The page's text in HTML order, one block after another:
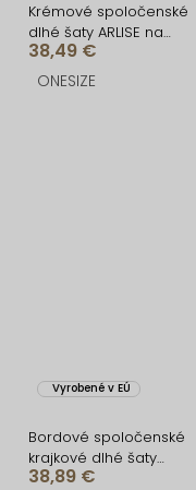
Krémové spoločenské
dlhé šaty ARLISE na
ramienka
38,49 €
ONESIZE
Vyrobené v EÚ
Bordové spoločenské
krajkové dlhé šaty
ZERULON
38,89 €